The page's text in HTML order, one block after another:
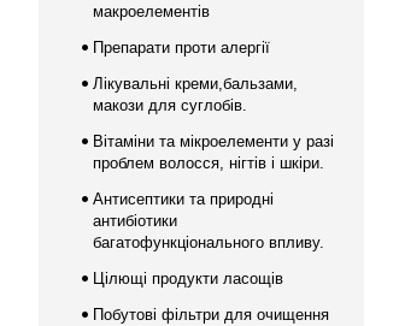
макроелементів
Препарати проти алергії
Лікувальні креми,бальзами,
макози для суглобів.
Вітаміни та мікроелементи у разі
проблем волосся, нігтів і шкіри.
Антисептики та природні
антибіотики
багатофункціонального впливу.
Цілющі продукти ласощів
Побутові фільтри для очищення